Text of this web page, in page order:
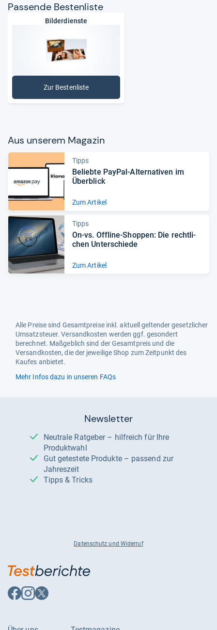
Pas­sende Bes­ten­liste
Bilderdienste
Zur Bestenliste
: Bilderdienste
Aus unse­rem Maga­zin
Tipps
Beliebte PayPal-​Alter­na­ti­ven im
Über­blick
Zum Artikel
Tipps
On-​vs. Off­line-​Shop­pen: Die recht­li­
chen Unter­schiede
Zum Artikel
Alle Preise sind Gesamtpreise inkl. aktuell geltender gesetzlicher
Umsatzsteuer. Versandkosten werden ggf. gesondert
berechnet. Maßgeblich sind der Gesamtpreis und die
Versandkosten, die der jeweilige Shop zum Zeitpunkt des
Kaufes anbietet.
Mehr Infos dazu in unseren FAQs
Newsletter
Neutrale Ratgeber – hilfreich für Ihre
Produktwahl
Gut getestete Produkte – passend zur
Jahreszeit
Tipps & Tricks
Datenschutz und Widerruf
Auf
Facebook
Auf
Instagram
Auf
X